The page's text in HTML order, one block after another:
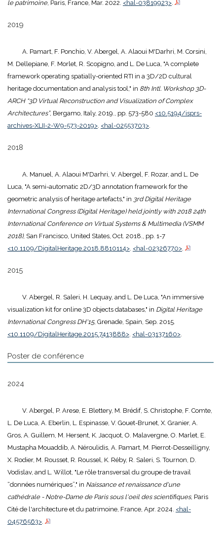
le patrimoine, Paris, France, Mar. 2022. <hal-03819923>
2019
A. Pamart, F. Ponchio, V. Abergel, A. Alaoui M'Darhri, M. Corsini,
M. Dellepiane, F. Morlet, R. Scopigno, and L. De Luca, "A complete
framework operating spatially-oriented RTI in a 3D/2D cultural
heritage documentation and analysis tool," in 8th Intl. Workshop 3D-
ARCH “3D Virtual Reconstruction and Visualization of Complex
Architectures”, Bergamo, Italy, 2019., pp. 573-580 <10.5194/isprs-
archives-XLII-2-W9-573-2019> <hal-02553703>
2018
A. Manuel, A. Alaoui M'Darhri, V. Abergel, F. Rozar, and L. De
Luca, "A semi-automatic 2D/3D annotation framework for the
geometric analysis of heritage artefacts," in 3rd Digital Heritage
International Congress (Digital Heritage) held jointly with 2018 24th
International Conference on Virtual Systems & Multimedia (VSMM
2018), San Francisco, United States, Oct. 2018., pp. 1-7
<10.1109/DigitalHeritage.2018.8810114> <hal-02326770>
2015
V. Abergel, R. Saleri, H. Lequay, and L. De Luca, "An immersive
visualization kit for online 3D objects databases," in Digital Heritage
International Congress DH'15, Grenade, Spain, Sep. 2015.
<10.1109/DigitalHeritage.2015.7413888> <hal-03137160>
Poster de conférence
2024
V. Abergel, P. Arese, E. Blettery, M. Brédif, S. Christophe, F. Comte,
L. De Luca, A. Eberlin, L. Espinasse, V. Gouet-Brunet, X. Granier, A.
Gros, A. Guillem, M. Hersent, K. Jacquot, O. Malavergne, O. Marlet, E.
Mustapha Mouaddib, A. Néroulidis, A. Pamart, M. Pierrot-Desseilligny,
X. Rodier, M. Rousset, R. Roussel, K. Réby, R. Saleri, S. Tournon, D.
Vodislav, and L. Willot, "Le rôle transversal du groupe de travail
“données numériques”," in Naissance et renaissance d'une
cathédrale - Notre-Dame de Paris sous l'oeil des scientifiques, Paris
Cité de l'architecture et du patrimoine, France, Apr. 2024. <hal-
04576563>